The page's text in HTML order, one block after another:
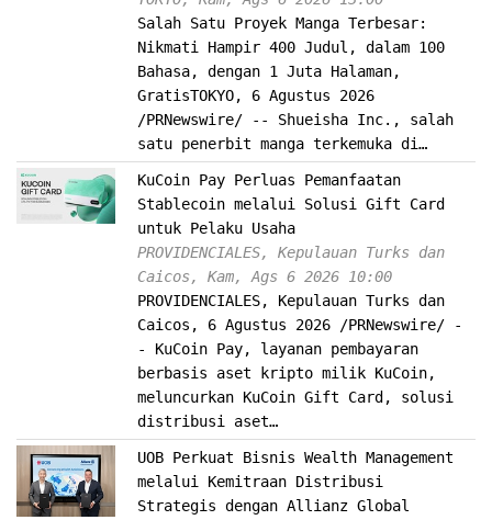
Salah Satu Proyek Manga Terbesar:
Nikmati Hampir 400 Judul, dalam 100
Bahasa, dengan 1 Juta Halaman,
GratisTOKYO, 6 Agustus 2026
/PRNewswire/ -- Shueisha Inc., salah
satu penerbit manga terkemuka di…
KuCoin Pay Perluas Pemanfaatan
Stablecoin melalui Solusi Gift Card
untuk Pelaku Usaha
PROVIDENCIALES, Kepulauan Turks dan
Caicos, Kam, Ags 6 2026 10:00
PROVIDENCIALES, Kepulauan Turks dan
Caicos, 6 Agustus 2026 /PRNewswire/ -
- KuCoin Pay, layanan pembayaran
berbasis aset kripto milik KuCoin,
meluncurkan KuCoin Gift Card, solusi
distribusi aset…
UOB Perkuat Bisnis Wealth Management
melalui Kemitraan Distribusi
Strategis dengan Allianz Global